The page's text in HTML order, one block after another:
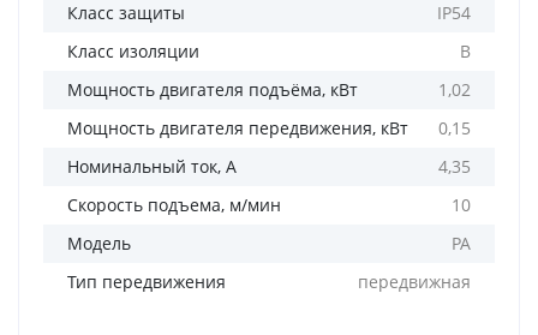
Класс защиты
IP54
Класс изоляции
B
Мощность двигателя подъёма, кВт
1,02
Мощность двигателя передвижения, кВт
0,15
Номинальный ток, А
4,35
Скорость подъема, м/мин
10
Модель
PA
Тип передвижения
передвижная